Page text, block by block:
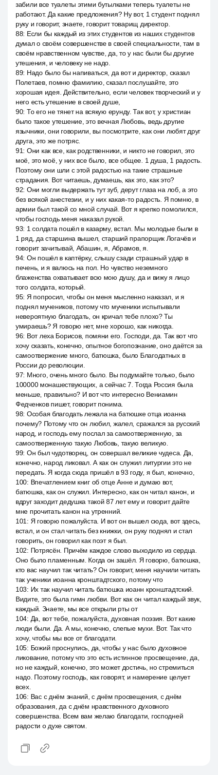
забили все туалеты этими бутылками теперь туалеты не
работают. Да какие предложения? Ну вот, 1 студент поднял
руку и говорит, знаете, говорит товарищ директор.
88: Если бы каждый из этих студентов из наших студентов
думал о своём совершенстве в своей специальности, там в
своём нравственном чувстве, да, то у нас были бы другие
утешения, и человеку не надо.
89: Надо было бы напиваться, да вот и директор, сказал
Полетаев, помню фамилию, сказал послушайте, это
хорошая идея. Действительно, если человек творческий и у
него есть утешение в своей душе,
90: То его не тянет на всякую ерунду. Так вот, у христиан
было такое утешение, это вечная Любовь, ведь другие
язычники, они говорили, вы посмотрите, как они любят друг
друга, это же потряс.
91: Они как все, как родственники, и никто не говорил, это
моё, это моё, у них все было, все общее. 1 душа, 1 радость.
Поэтому они шли с этой радостью на такие страшные
страдания. Вот читаешь, думаешь, как это, как это?
92: Они могли выдержать тут зуб, дерут глаза на лоб, а это
без всякой анестезии, и у них какая-то радость. Я помню, в
армии был такой со мной случай. Вот я крепко помолился,
чтобы господь меня наказал рукой.
93: 1 солдата пошёл в казарму, встал. Мы молодые были в
1 ряд, да старшина вышел, старший прапорщик Логачёв и
говорит зачитывай, Абашин, я, Абрамов, я.
94: Он пошёл в каптёрку, слышу сзади страшный удар в
печень, и я валюсь на пол. Но чувство неземного
блаженства охватывает всю мою душу, да и вижу я лицо
того солдата, который.
95: Я попросил, чтобы он меня мысленно наказал, и я
поднял мучеников, потому что мученики испытывали
невероятную благодать, он кричал тебе плохо? Ты
умираешь? Я говорю нет, мне хорошо, как никогда.
96: Вот леха Борисов, помяни его. Господи, да. Так вот что
хочу сказать, конечно, опытное богопознание, оно даётся за
самоотвержение много, батюшка, было Благодатных в
России до революции.
97: Много, очень много было. Вы подумайте только, было
100000 монашествующих, а сейчас 7. Тогда Россия была
меньше, правильно? И вот что интересно Вениамин
Федченков пишет, говорит понима.
98: Особая благодать лежала на батюшке отца иоанна
почему? Потому что он любил, жалел, сражался за русский
народ, и господь ему послал за самоотверженную, за
самоотверженную такую Любовь, такую великую.
99: Он был чудотворец, он совершал великие чудеса. Да,
конечно, народ ликовал. А как он служил литургии это не
передать. Я когда сюда пришёл в 93 году, я был, конечно,
100: Впечатлением книг об отце Анне и думаю вот,
батюшка, как он служил. Интересно, как он читал канон, и
вдруг заходит дедушка такой 87 лет ему и говорит дайте
мне прочитать канон на утренний.
101 : Я говорю пожалуйста. И вот он вышел сюда, вот здесь,
встал, и он стал читать без книжки, он руку поднял и стал
говорить, он говорил как поэт я был.
102: Потрясён. Причём каждое слово выходило из сердца.
Оно было пламенным. Когда он зашёл. Я говорю, батюшка,
кто вас научил так читать? Он говорит, меня научили читать
так ученики иоанна кронштадтского, потому что
103: Их так научил читать батюшка иоанн кронштадтский.
Видите, это была гимн любви. Вот как он читал каждый звук,
каждый. Знаете, мы все открыли рты от
104: Да, вот тебе, пожалуйста, духовная поэзия. Вот какие
люди были. Да. А мы, конечно, слепые мухи. Вот. Так что
хочу, чтобы мы все от благодати.
105: Божий проснулись, да, чтобы у нас было духовное
ликование, потому что это есть истинное просвещение, да,
но не каждый, конечно, это может достичь, но стремиться
надо. Поэтому господь, как говорят, и намерение целует
всех.
106: Вас с днём знаний, с днём просвещения, с днём
образования, да с днём нравственного духовного
совершенства. Всем вам желаю благодати, господней
радости о духе святом.